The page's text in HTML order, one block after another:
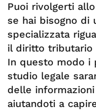
Puoi rivolgerti allo
se hai bisogno di
specializzata
il diritto tributario
In questo modo i
studio legale
delle
aiutandoti a